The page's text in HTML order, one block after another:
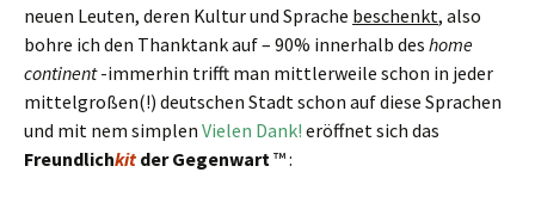
neuen Leuten, deren Kultur und Sprache beschenkt, also
bohre ich den Thanktank auf – 90% innerhalb des home
continent-immerhin trifft man mittlerweile schon in jeder
mittelgroßen(!) deutschen Stadt schon auf diese Sprachen
und mit nem simplen Vielen Dank! eröffnet sich das
Freundlichkit der Gegenwart™ :